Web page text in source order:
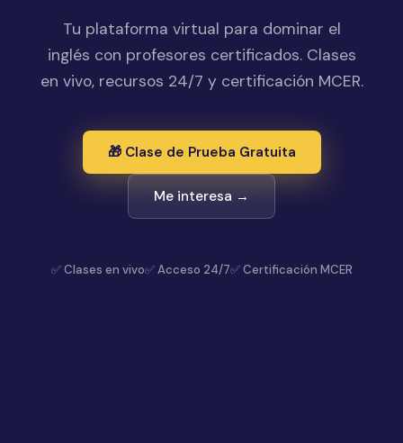
Tu plataforma virtual para dominar el
inglés con profesores certificados. Clases
en vivo, recursos 24/7 y certificación MCER.
🎁 Clase de Prueba Gratuita
Me interesa →
✅ Clases en vivo✅ Acceso 24/7✅ Certificación MCER